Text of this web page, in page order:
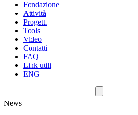
Fondazione
Attività
Progetti
Tools
Video
Contatti
FAQ
Link utili
ENG
News